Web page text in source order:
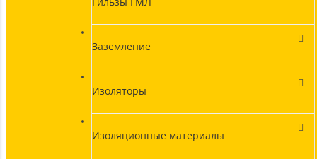
Заземление
Изоляторы
Изоляционные материалы